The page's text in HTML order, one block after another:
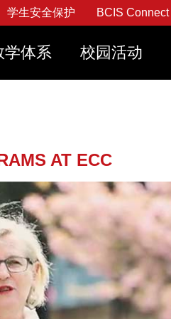
学生安全保护 BCIS Connect
学体系 校园活动
AT ECC